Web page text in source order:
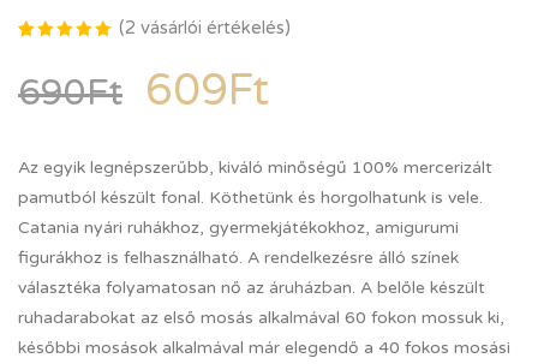
5-ből,
értékelés
(2 vásárlói értékelés)
690Ft 609Ft
Az egyik legnépszerűbb, kiváló minőségű 100% mercerizált
pamutból készült fonal. Köthetünk és horgolhatunk is vele.
Catania nyári ruhákhoz, gyermekjátékokhoz, amigurumi
figurákhoz is felhasználható. A rendelkezésre álló színek
választéka folyamatosan nő az áruházban. A belőle készült
ruhadarabokat az első mosás alkalmával 60 fokon mossuk ki,
későbbi mosások alkalmával már elegendő a 40 fokos mosási